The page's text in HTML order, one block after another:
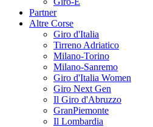
Partner
Altre Corse
Giro d'Italia
Tirreno Adriatico
Milano-Torino
Milano-Sanremo
Giro d'Italia Women
Giro Next Gen
Il Giro d'Abruzzo
GranPiemonte
Il Lombardia